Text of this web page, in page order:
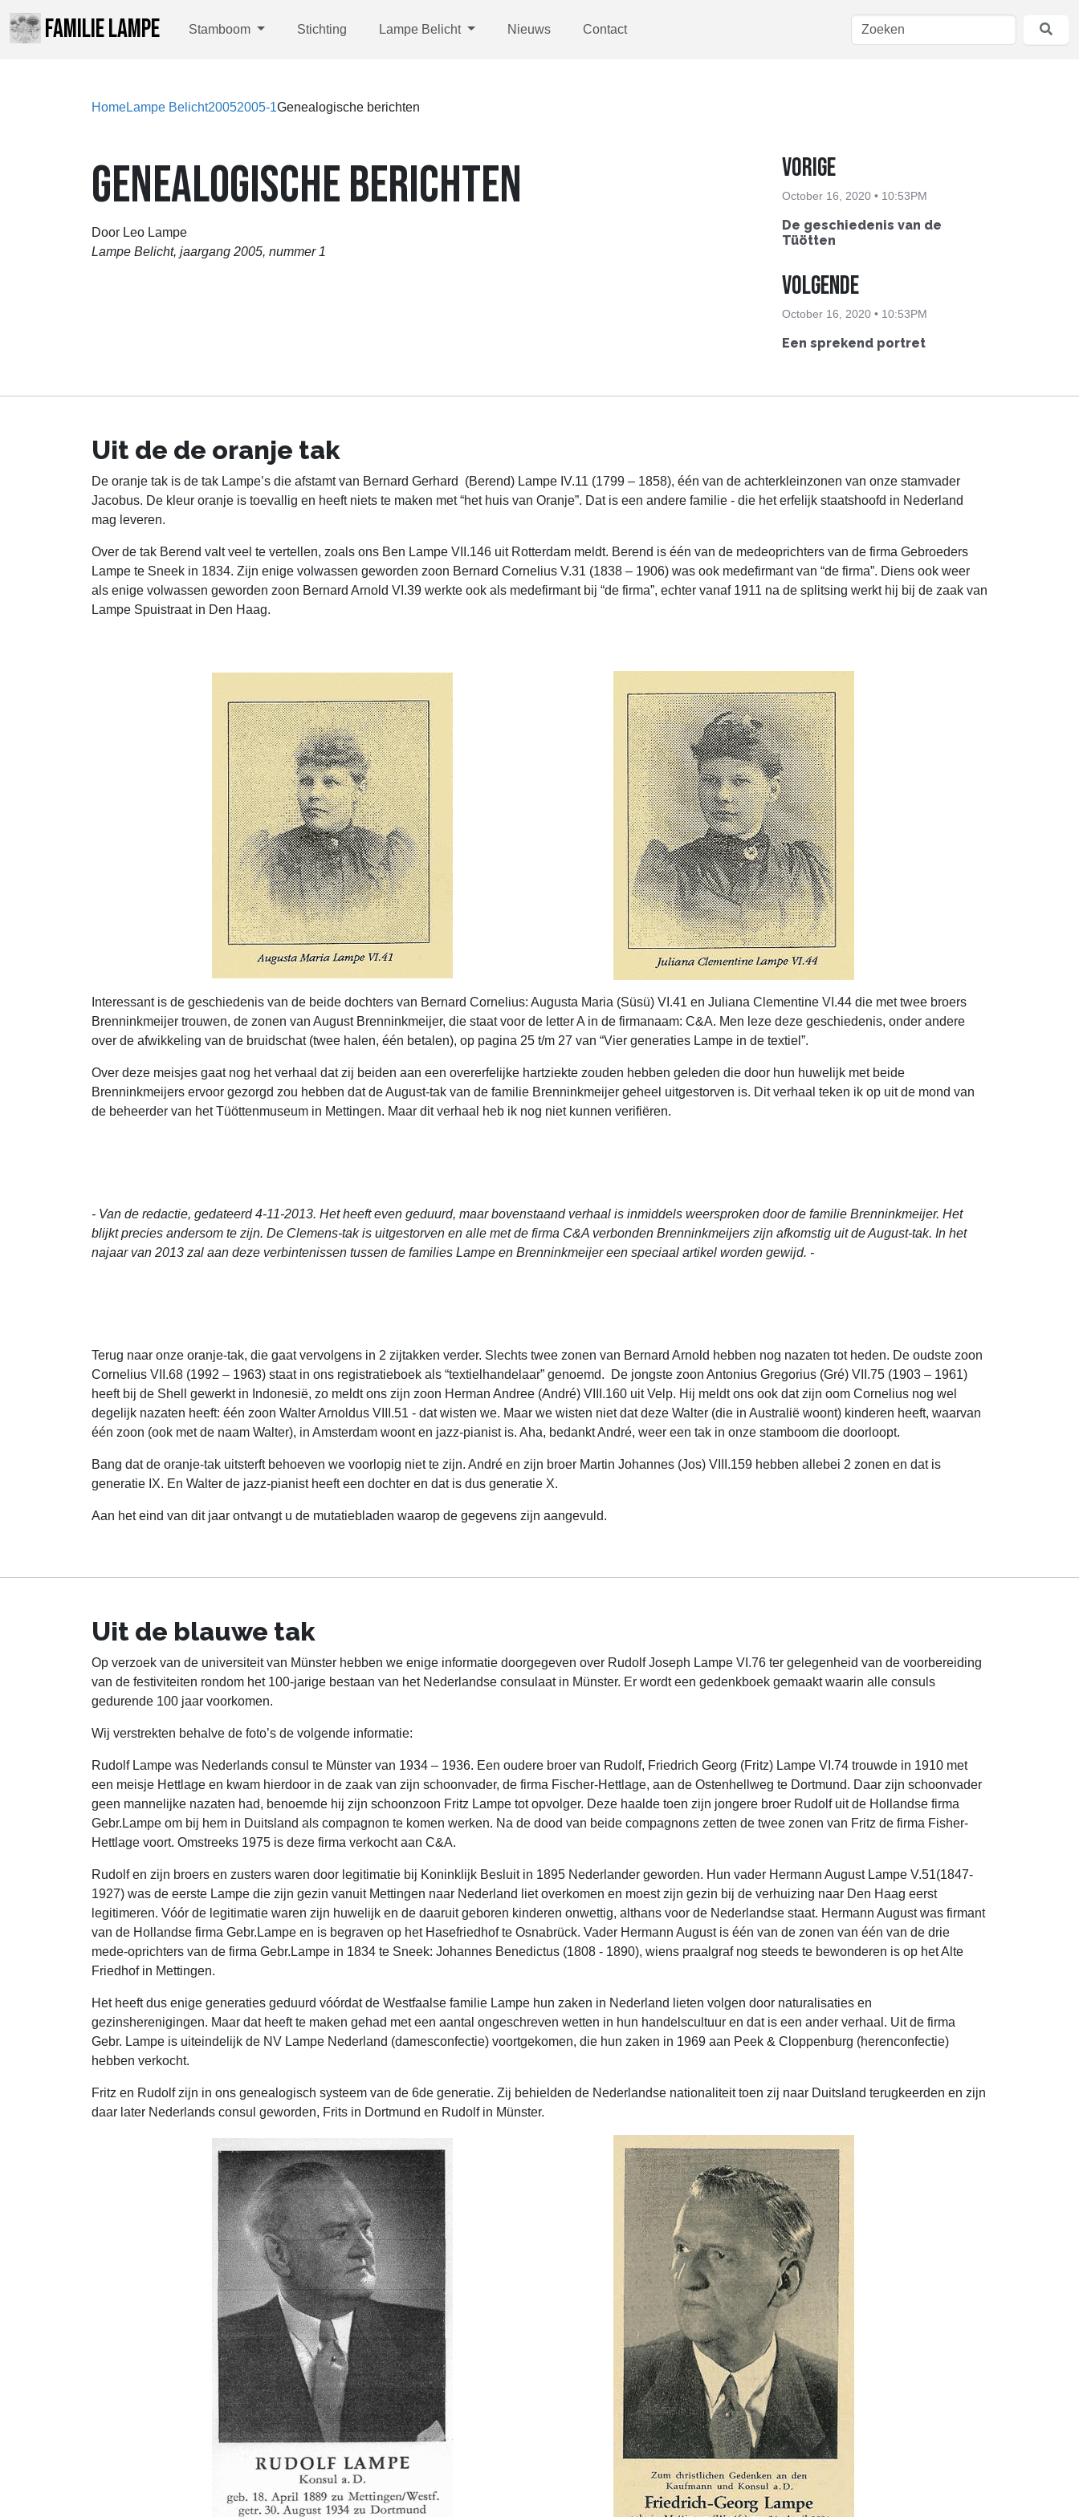
FAMILIE LAMPE Stamboom Stichting Lampe Belicht Nieuws Contact
HomeLampe Belicht20052005-1Genealogische berichten
GENEALOGISCHE BERICHTEN
Door Leo Lampe
Lampe Belicht, jaargang 2005, nummer 1
Vorige
October 16, 2020 • 10:53PM
De geschiedenis van de
Tüötten
Volgende
October 16, 2020 • 10:53PM
Een sprekend portret
Uit de de oranje tak
De oranje tak is de tak Lampe’s die afstamt van Bernard Gerhard (Berend) Lampe IV.11 (1799 – 1858), één van de achterkleinzonen van onze stam­vader
Jacobus. De kleur oranje is toevallig en heeft niets te maken met “het huis van Oranje”. Dat is een andere familie - die het erfelijk staatshoofd in Nederland
mag leveren.
Over de tak Berend valt veel te vertellen, zoals ons Ben Lampe VII.146 uit Rotterdam meldt. Berend is één van de mede­oprichters van de firma Gebroeders
Lampe te Sneek in 1834. Zijn enige volwassen geworden zoon Bernard Cornelius V.31 (1838 – 1906) was ook medefirmant van “de firma”. Diens ook weer
als enige volwassen geworden zoon Bernard Arnold VI.39 werkte ook als medefirmant bij “de firma”, echter vanaf 1911 na de splitsing werkt hij bij de zaak van
Lampe Spuistraat in Den Haag.
Interessant is de geschiedenis van de beide dochters van Bernard Cornelius: Augusta Maria (Süsü) VI.41 en Juliana Clementine VI.44 die met twee broers
Brenninkmeijer trouwen, de zonen van August Brenninkmeijer, die staat voor de letter A in de firmanaam: C&A. Men leze deze geschiedenis, onder andere
over de afwikkeling van de bruidschat (twee halen, één betalen), op pagina 25 t/m 27 van “Vier generaties Lampe in de textiel”.
Over deze meisjes gaat nog het verhaal dat zij beiden aan een overerfelijke hartziekte zouden hebben geleden die door hun huwelijk met beide
Brenninkmeijers ervoor gezorgd zou hebben dat de August-tak van de familie Brenninkmeijer geheel uitgestorven is. Dit verhaal teken ik op uit de mond van
de beheerder van het Tüöttenmuseum in Mettingen. Maar dit verhaal heb ik nog niet kunnen verifiëren.
- Van de redactie, gedateerd 4-11-2013. Het heeft even geduurd, maar bovenstaand verhaal is inmiddels weersproken door de familie Brenninkmeijer. Het
blijkt precies andersom te zijn. De Clemens-tak is uitgestorven en alle met de firma C&A verbonden Brenninkmeijers zijn afkomstig uit de August-tak. In het
najaar van 2013 zal aan deze verbintenissen tussen de families Lampe en Brenninkmeijer een speciaal artikel worden gewijd. -
Terug naar onze oranje-tak, die gaat vervolgens in 2 zijtakken verder. Slechts twee zonen van Bernard Arnold hebben nog nazaten tot heden. De oudste zoon
Cornelius VII.68 (1992 – 1963) staat in ons registratieboek als “textielhandelaar” genoemd. De jongste zoon Antonius Gregorius (Gré) VII.75 (1903 – 1961)
heeft bij de Shell gewerkt in Indonesië, zo meldt ons zijn zoon Herman Andree (André) VIII.160 uit Velp. Hij meldt ons ook dat zijn oom Cornelius nog wel
degelijk nazaten heeft: één zoon Walter Arnoldus VIII.51 - dat wisten we. Maar we wisten niet dat deze Walter (die in Australië woont) kinderen heeft, waarvan
één zoon (ook met de naam Walter), in Amsterdam woont en jazz-pianist is. Aha, bedankt André, weer een tak in onze stamboom die doorloopt.
Bang dat de oranje-tak uitsterft behoeven we voorlopig niet te zijn. André en zijn broer Martin Johannes (Jos) VIII.159 hebben allebei 2 zonen en dat is
generatie IX. En Walter de jazz-pianist heeft een dochter en dat is dus generatie X.
Aan het eind van dit jaar ontvangt u de mutatiebladen waarop de gegevens zijn aangevuld.
Uit de blauwe tak
Op verzoek van de universiteit van Münster hebben we enige informatie doorgegeven over Rudolf Joseph Lampe VI.76 ter gelegenheid van de voorbereiding
van de festiviteiten rondom het 100-jarige bestaan van het Nederlandse consulaat in Münster. Er wordt een gedenkboek gemaakt waarin alle consuls
gedurende 100 jaar voorkomen.
Wij verstrekten behalve de foto’s de volgende informatie:
Rudolf Lampe was Nederlands consul te Münster van 1934 – 1936. Een oudere broer van Rudolf, Friedrich Georg (Fritz) Lampe VI.74 trouwde in 1910 met
een meisje Hettlage en kwam hierdoor in de zaak van zijn schoonvader, de firma Fischer-Hettlage, aan de Ostenhellweg te Dortmund. Daar zijn schoonvader
geen mannelijke nazaten had, benoemde hij zijn schoonzoon Fritz Lampe tot opvolger. Deze haalde toen zijn jongere broer Rudolf uit de Hollandse firma
Gebr.Lampe om bij hem in Duitsland als compagnon te komen werken. Na de dood van beide compagnons zetten de twee zonen van Fritz de firma Fisher-
Hettlage voort. Omstreeks 1975 is deze firma verkocht aan C&A.
Rudolf en zijn broers en zusters waren door legitimatie bij Koninklijk Besluit in 1895 Nederlander geworden. Hun vader Hermann August Lampe V.51(1847-
1927) was de eerste Lampe die zijn gezin vanuit Mettingen naar Nederland liet overkomen en moest zijn gezin bij de verhuizing naar Den Haag eerst
legitimeren. Vóór de legitimatie waren zijn huwelijk en de daaruit geboren kinderen onwettig, althans voor de Nederlandse staat. Hermann August was firmant
van de Hollandse firma Gebr.Lampe en is begraven op het Hase­friedhof te Osnabrück. Vader Hermann August is één van de zonen van één van de drie
mede-oprichters van de firma Gebr.Lampe in 1834 te Sneek: Johannes Benedictus (1808 - 1890), wiens praalgraf nog steeds te bewonderen is op het Alte
Friedhof in Mettingen.
Het heeft dus enige generaties geduurd vóórdat de Westfaalse familie Lampe hun zaken in Nederland lieten volgen door natura­­lisaties en
gezinsherenigingen. Maar dat heeft te maken gehad met een aantal ongeschreven wetten in hun handels­cultuur en dat is een ander verhaal. Uit de firma
Gebr. Lampe is uiteindelijk de NV Lampe Nederland (damesconfectie) voort­gekomen, die hun zaken in 1969 aan Peek & Cloppenburg (herenconfectie)
hebben verkocht.
Fritz en Rudolf zijn in ons genealogisch systeem van de 6de generatie. Zij behielden de Nederlandse nationaliteit toen zij naar Duitsland terugkeerden en zijn
daar later Nederlands consul geworden, Frits in Dortmund en Rudolf in Münster.